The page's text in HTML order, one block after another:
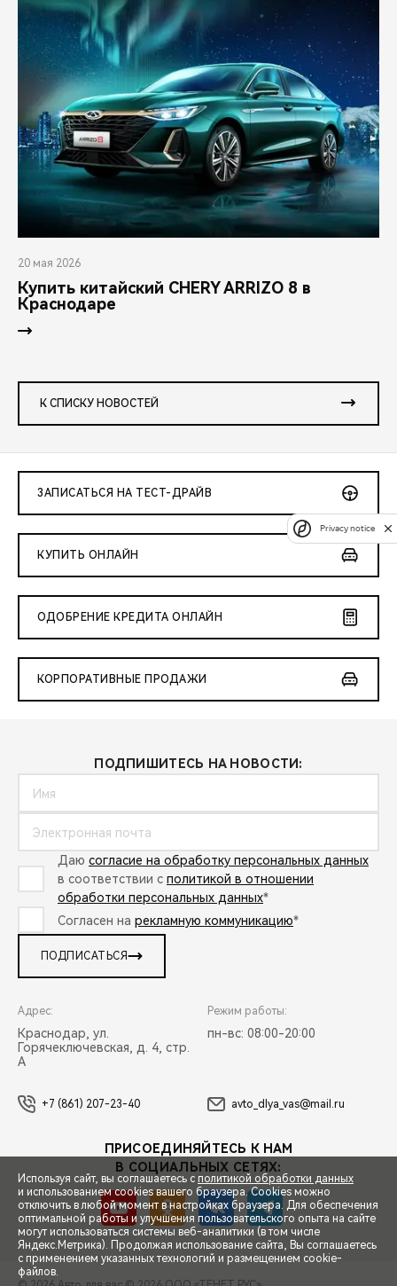
СПЕЦПРЕДЛОЖЕНИЯ
20 мая 2026
Купить китайский CHERY ARRIZO 8 в
Краснодаре
К СПИСКУ НОВОСТЕЙ
ЗАПИСАТЬСЯ НА ТЕСТ-ДРАЙВ
КУПИТЬ ОНЛАЙН
ОДОБРЕНИЕ КРЕДИТА ОНЛАЙН
КОРПОРАТИВНЫЕ ПРОДАЖИ
ПОДПИШИТЕСЬ НА НОВОСТИ:
Даю согласие на обработку персональных данных
в соответствии с политикой в отношении
обработки персональных данных*
Согласен на рекламную коммуникацию*
ПОДПИСАТЬСЯ
Адрес:
Краснодар, ул.
Горячеключевская, д. 4, стр.
А
Режим работы:
пн-вс: 08:00-20:00
+7 (861) 207-23-40 avto_dlya_vas@mail.ru
ПРИСОЕДИНЯЙТЕСЬ К НАМ
В СОЦИАЛЬНЫХ СЕТЯХ:
Используя сайт, вы соглашаетесь с политикой обработки данных
и использованием cookies вашего браузера. Cookies можно
отключить в любой момент в настройках браузера. Для обеспечения
оптимальной работы и улучшения пользовательского опыта на сайте
могут использоваться системы веб-аналитики (в том числе
Яндекс.Метрика). Продолжая использование сайта, Вы соглашаетесь
с применением указанных технологий и размещением cookie-
файлов.
Privacy notice